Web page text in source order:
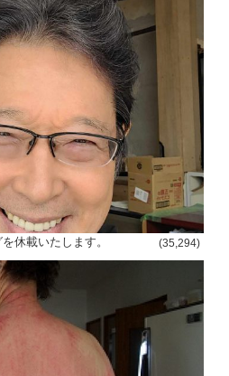
休載いたします。 (35,294)